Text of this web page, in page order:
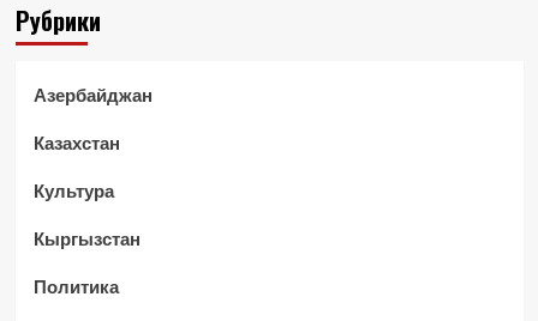
Рубрики
Азербайджан
Казахстан
Культура
Кыргызстан
Политика